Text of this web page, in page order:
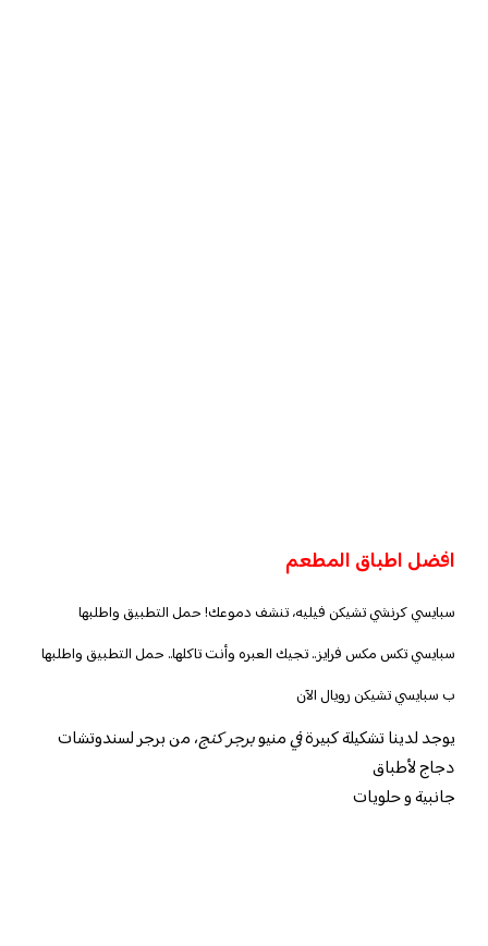
افضل اطباق المطعم
سبايسي كرنشي تشيكن فيليه، تنشف دموعك! حمل التطبيق واطلبها
سبايسي تكس مكس فرايز.. تجيك العبره وأنت تاكلها.. حمل التطبيق واطلبها
ب سبايسي تشيكن رويال الآن
يوجد لدينا تشكيلة كبيرةفيمنيوبرجر كنج، من برجر لسندوتشات
دجاج لأطباق
جانبية و حلويات